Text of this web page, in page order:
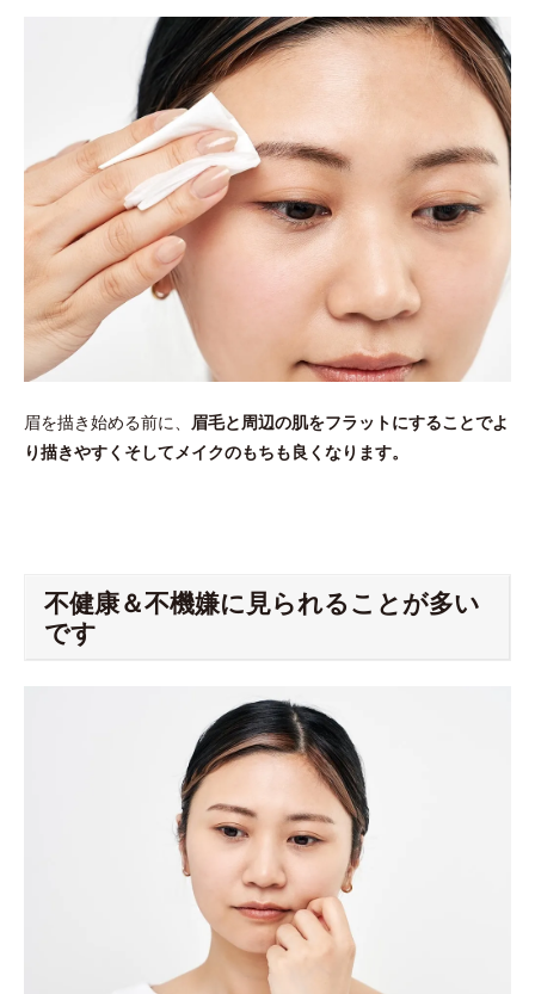
眉を描き始める前に、 眉毛と周辺の肌をフラットにすることでよ
り描きやすくそしてメイクのもちも良くなります。
不健康＆不機嫌に見られることが多い
です